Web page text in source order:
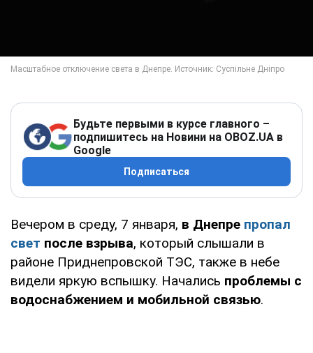
Будьте первыми в курсе главного –
подпишитесь на Новини на OBOZ.UA в
Google
Подписаться
Вечером в среду, 7 января, в Днепре пропал
свет после взрыва, который слышали в
районе Приднепровской ТЭС, также в небе
видели яркую вспышку. Начались проблемы с
водоснабжением и мобильной связью.